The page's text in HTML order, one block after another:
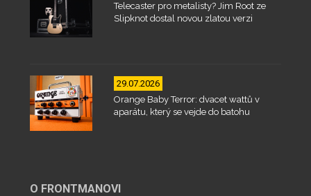
Telecaster pro metalisty? Jim Root ze
Slipknot dostal novou zlatou verzi
29.07.2026
Orange Baby Terror: dvacet wattů v
aparátu, který se vejde do batohu
O FRONTMANOVI